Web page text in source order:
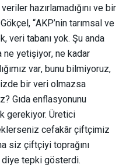
hazırlamadığını ve bir
“AKP’nin tarımsal ve
veri tabanı yok. Şu anda
yetişiyor, ne kadar
var, bunu bilmiyoruz,
bir veri olmazsa
Gıda enflasyonunu
gerekiyor. Üretici
cefakâr çiftçimiz
siz çiftçiyi toprağını
tepki gösterdi.